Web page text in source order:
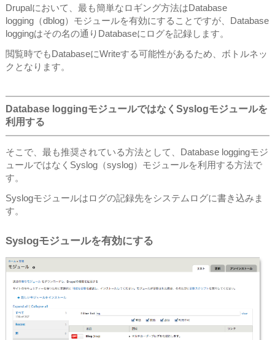
Drupalにおいて、最も簡単なロギング方法はDatabase
logging（dblog）モジュールを有効にすることですが、Database
loggingはその名の通りDatabaseにログを記録します。
閲覧時でもDatabaseにWriteする可能性があるため、ボトルネッ
クとなります。
Database loggingモジュールではなくSyslogモジュールを
利用する
そこで、最も推奨されている方法として、Database loggingモジ
ュールではなくSyslog（syslog）モジュールを利用する方法で
す。
Syslogモジュールはログの記録先をシステムログに書き込みま
す。
Syslogモジュールを有効にする